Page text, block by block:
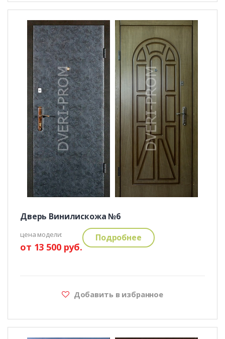
Дверь Винилискожа №6
цена модели:
от 13 500 руб.
Подробнее
Добавить в избранное